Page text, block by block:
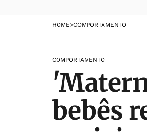
HOME>COMPORTAMENTO
COMPORTAMENTO
bebês